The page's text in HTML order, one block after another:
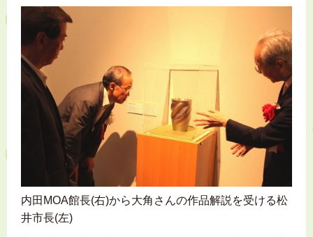
内田MOA館長(右)から大角さんの作品解説を受ける松
井市長(左)